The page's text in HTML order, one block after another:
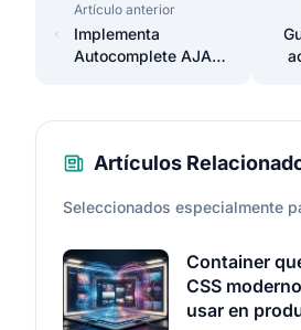
Artículo anterior
Implementa
Autocomplete AJAX
Artículos
Seleccionados especialmente
Container
CSS
usar en